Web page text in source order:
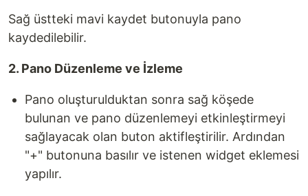
Sağ üstteki mavi kaydet butonuyla pano
kaydedilebilir.
2. Pano Düzenleme ve İzleme
Pano oluşturulduktan sonra sağ köşede
bulunan ve pano düzenlemeyi etkinleştirmeyi
sağlayacak olan buton aktifleştirilir. Ardından
"+" butonuna basılır ve istenen widget eklemesi
yapılır.